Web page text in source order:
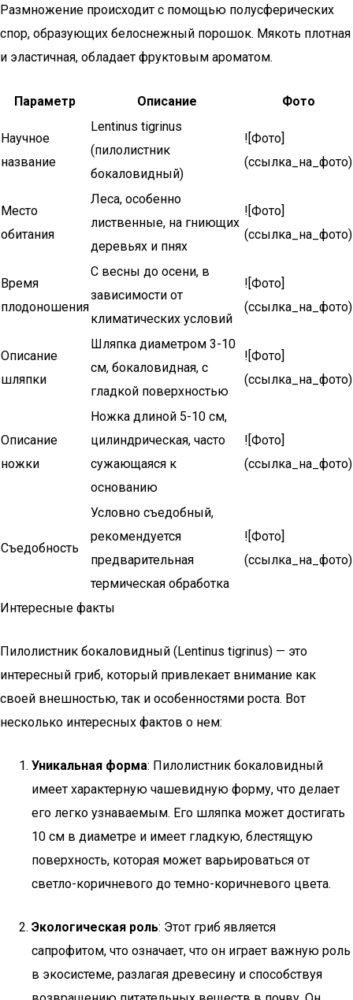
Размножение происходит с помощью полусферических
спор, образующих белоснежный порошок. Мякоть плотная
и эластичная, обладает фруктовым ароматом.
Параметр Описание Фото
Научное
название
Lentinus tigrinus
(пилолистник
бокаловидный)
![Фото]
(ссылка_на_фото)
Место
обитания
Леса, особенно
лиственные, на гниющих
деревьях и пнях
![Фото]
(ссылка_на_фото)
Время
плодоношения
С весны до осени, в
зависимости от
климатических условий
![Фото]
(ссылка_на_фото)
Описание
шляпки
Шляпка диаметром 3-10
см, бокаловидная, с
гладкой поверхностью
![Фото]
(ссылка_на_фото)
Описание
ножки
Ножка длиной 5-10 см,
цилиндрическая, часто
сужающаяся к
основанию
![Фото]
(ссылка_на_фото)
Съедобность
Условно съедобный,
рекомендуется
предварительная
термическая обработка
![Фото]
(ссылка_на_фото)
Интересные факты
Пилолистник бокаловидный (Lentinus tigrinus) — это
интересный гриб, который привлекает внимание как
своей внешностью, так и особенностями роста. Вот
несколько интересных фактов о нем:
Уникальная форма: Пилолистник бокаловидный
имеет характерную чашевидную форму, что делает
его легко узнаваемым. Его шляпка может достигать
10 см в диаметре и имеет гладкую, блестящую
поверхность, которая может варьироваться от
светло-коричневого до темно-коричневого цвета.
Экологическая роль: Этот гриб является
сапрофитом, что означает, что он играет важную роль
в экосистеме, разлагая древесину и способствуя